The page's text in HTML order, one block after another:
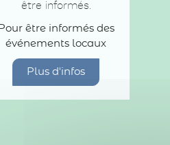
être informés.
être informés des
événements locaux
Plus d'infos